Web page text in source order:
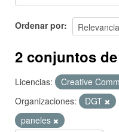
Ordenar por
2 conjuntos
Licencias:
Creative
Organizaciones:
DGT
paneles